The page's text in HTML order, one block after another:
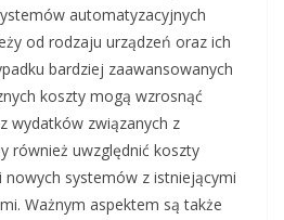
automatyzacyjnych
od rodzaju urządzeń oraz ich
bardziej zaawansowanych
koszty mogą wzrosnąć
wydatków związanych z
również uwzględnić koszty
systemów z istniejącymi
Ważnym aspektem są także